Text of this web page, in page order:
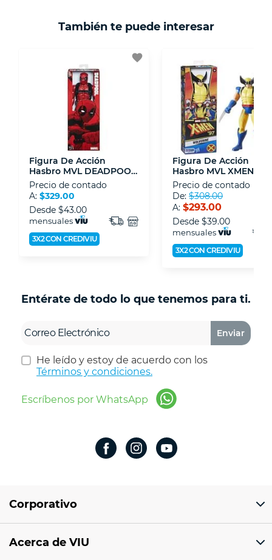
- Certificados de seguridad SSL y Encriptación
- Sello de confianza correspondiente,
disposiciones legales y Códigos de Ética de la
Asociación Mexicana de Internet (AIMX).
- Nos encontramos en la lista de socios Activos
de la Asociación de Internet.MX.
También te puede interesar
favorite
Figura De Acción
Hasbro MVL DEADPOOL
12 INCH FIGURE
Precio de contado
A: $329.00
Desde $43.00
mensuales
3X2 CON CREDIVIU
Figura De Acción
Hasbro MVL XMEN
TITAN HERO
Precio de contado
De: $308.00
A: $293.00
Desde $39.00
mensuales
3X2 CON CREDIVIU
Entérate de todo lo que tenemos para ti.
Enviar
He leído y estoy de acuerdo con los
Términos y condiciones.
Escríbenos por WhatsApp
Corporativo
Av 18 de marzo # 309. Colonia la Nogalera.
Acerca de VIU